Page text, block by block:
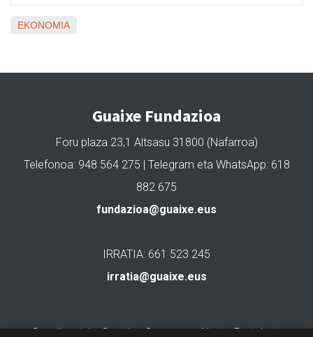
EKONOMIA
Guaixe Fundazioa
Foru plaza 23,1 Altsasu 31800 (Nafarroa)
Telefonoa: 948 564 275 | Telegram eta WhatsApp: 618
882 675
fundazioa@guaixe.eus
IRRATIA: 661 523 245
irratia@guaixe.eus
Gure lizentzia: Creative Commons Aitortu Partekatu